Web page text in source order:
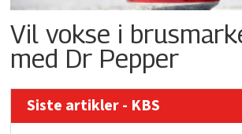
Vil vokse i
med Dr Pepper
Siste artikler - KBS